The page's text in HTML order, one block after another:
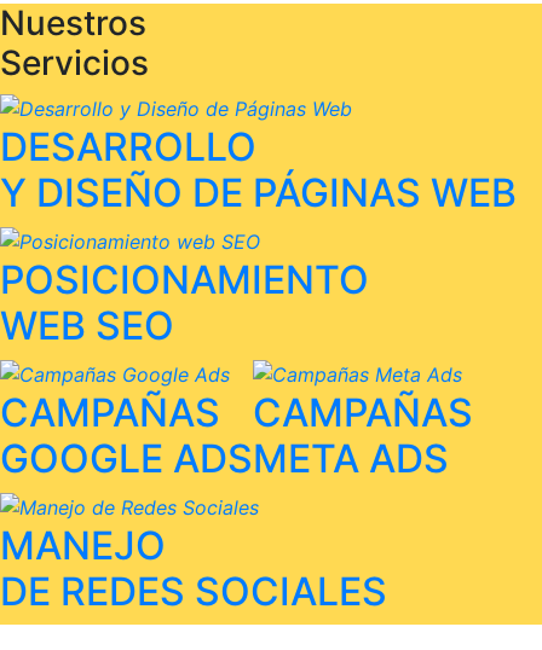
Nuestros
Servicios
DESARROLLO
Y DISEÑO DE PÁGINAS WEB
POSICIONAMIENTO
WEB SEO
CAMPAÑAS
GOOGLE ADS
CAMPAÑAS
META ADS
MANEJO
DE REDES SOCIALES